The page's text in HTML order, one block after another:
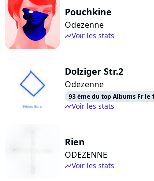
Pouchkine
Odezenne
timelineVoir les stats
Dolziger Str.2
Odezenne
93 ème du top Albums Fr le
timelineVoir les stats
Rien
ODEZENNE
timelineVoir les stats